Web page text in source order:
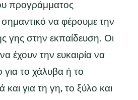
προγράμματος
να φέρουμε την
γης στην εκπαίδευση. Οι
έχουν την ευκαιρία να
για το χάλυβα ή το
για τη γη, το ξύλο και